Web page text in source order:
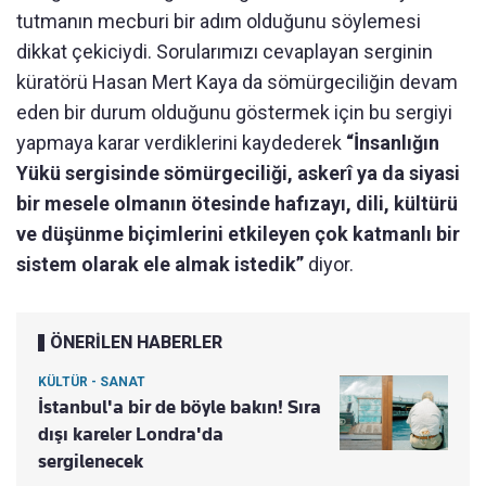
tutmanın mecburi bir adım olduğunu söylemesi
dikkat çekiciydi. Sorularımızı cevaplayan serginin
küratörü Hasan Mert Kaya da sömürgeciliğin devam
eden bir durum olduğunu göstermek için bu sergiyi
yapmaya karar verdiklerini kaydederek “İnsanlığın
Yükü sergisinde sömürgeciliği, askerî ya da siyasi
bir mesele olmanın ötesinde hafızayı, dili, kültürü
ve düşünme biçimlerini etkileyen çok katmanlı bir
sistem olarak ele almak istedik” diyor.
ÖNERİLEN HABERLER
KÜLTÜR - SANAT
İstanbul'a bir de böyle bakın! Sıra
dışı kareler Londra'da
sergilenecek